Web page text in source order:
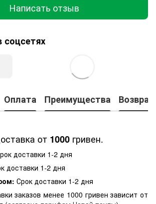
Написать отзыв
соцсетях
Оплата Преимущества Возврат
от 1000 гривен.
доставки 1-2 дня
доставки 1-2 дня
Срок доставки 1-2 дня
заказов менее 1000 гривен зависит от